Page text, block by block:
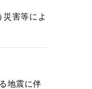
災害等によ
地震に伴